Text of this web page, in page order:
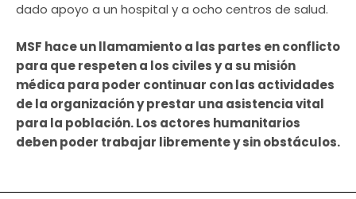
dado apoyo a un hospital y a ocho centros de salud.
MSF hace un llamamiento a las partes en conflicto
para que respeten a los civiles y a su misión
médica para poder continuar con las actividades
de la organización y prestar una asistencia vital
para la población. Los actores humanitarios
deben poder trabajar libremente y sin obstáculos.